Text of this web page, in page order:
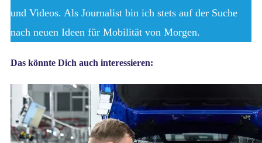
und Videos. Als Journalist bin ich stets auf der Suche
nach neuen Ideen für Mobilität von Morgen.
Das könnte Dich auch interessieren: